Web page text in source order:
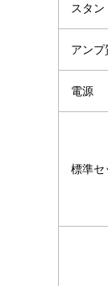
スタ
アンプ
電源
標準セ